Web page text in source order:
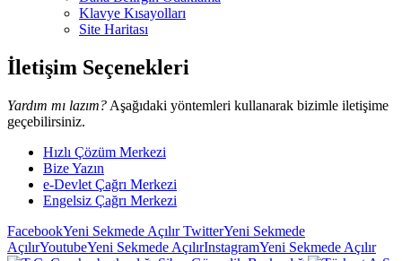
Klavye Kısayolları
Site Haritası
İletişim Seçenekleri
Yardım mı lazım? Aşağıdaki yöntemleri kullanarak bizimle iletişime
geçebilirsiniz.
Hızlı Çözüm Merkezi
Bize Yazın
e-Devlet Çağrı Merkezi
Engelsiz Çağrı Merkezi
FacebookYeni Sekmede AçılırTwitterYeni Sekmede
AçılırYoutubeYeni Sekmede AçılırInstagramYeni Sekmede Açılır